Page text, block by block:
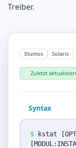
Impressum
DE EN
Design
Treiber.
Illumos Solaris
Zuletzt
Syntax
$
kstat